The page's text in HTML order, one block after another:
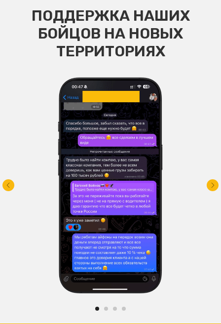
ПОДДЕРЖКА НАШИХ
БОЙЦОВ НА НОВЫХ
ТЕРРИТОРИЯХ